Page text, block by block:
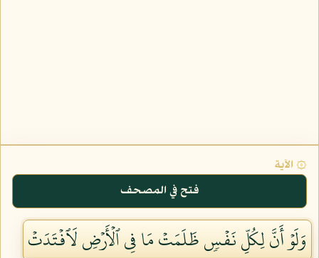
۞ الآية
فتح في المصحف
وَلَوۡ أَنَّ لِكُلِّ نَفۡسٖ ظَلَمَتۡ مَا فِي ٱلۡأَرۡضِ لَٱفۡتَدَتۡ